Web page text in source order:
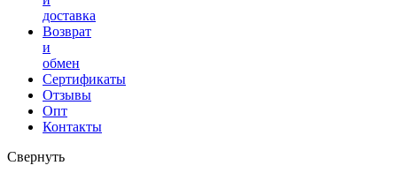
доставка
Возврат
и
обмен
Сертификаты
Отзывы
Опт
Контакты
Свернуть